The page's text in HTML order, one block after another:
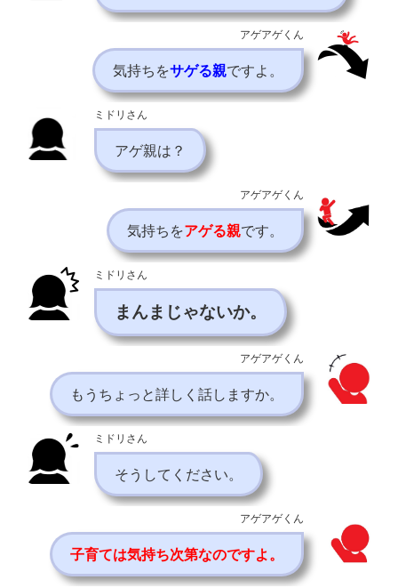
アゲアゲくん
気持ちをサゲる親ですよ。
ミドリさん
アゲ親は？
アゲアゲくん
気持ちをアゲる親です。
ミドリさん
まんまじゃないか。
アゲアゲくん
もうちょっと詳しく話しますか。
ミドリさん
そうしてください。
アゲアゲくん
子育ては気持ち次第なのですよ。